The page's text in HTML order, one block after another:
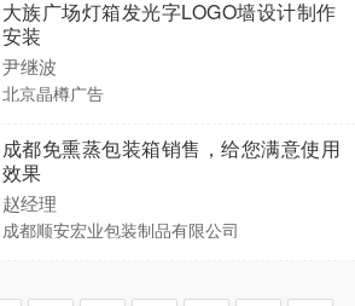
大族广场灯箱发光字LOGO墙设计制作
安装
尹继波
北京晶樽广告
成都免熏蒸包装箱销售，给您满意使用
效果
赵经理
成都顺安宏业包装制品有限公司